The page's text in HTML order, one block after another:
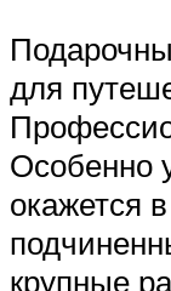
для
Особенно
окажется
крупные